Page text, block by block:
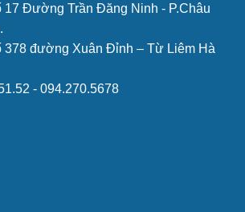
17 Đường Trần Đăng Ninh - P.Châu
378 đường Xuân Đỉnh – Từ Liêm Hà
- 094.270.5678